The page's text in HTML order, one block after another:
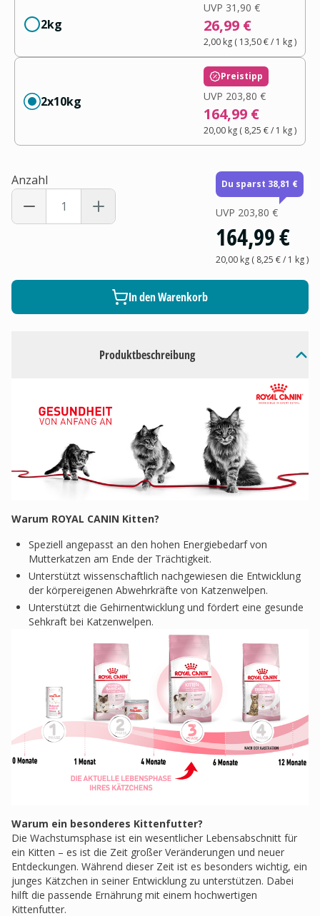
Produktbeschreibung
Warum ROYAL CANIN Kitten?
Speziell angepasst an den hohen Energiebedarf von
Mutterkatzen am Ende der Trächtigkeit.
Unterstützt wissenschaftlich nachgewiesen die Entwicklung
der körpereigenen Abwehrkräfte von Katzenwelpen.
Unterstützt die Gehirnentwicklung und fördert eine gesunde
Sehkraft bei Katzenwelpen.
Warum ein besonderes Kittenfutter?
Die Wachstumsphase ist ein wesentlicher Lebensabschnitt für
ein Kitten – es ist die Zeit großer Veränderungen und neuer
Entdeckungen. Während dieser Zeit ist es besonders wichtig, ein
junges Kätzchen in seiner Entwicklung zu unterstützen. Dabei
hilft die passende Ernährung mit einem hochwertigen
Kittenfutter.
2kg
UVP 31,90 €
26,99 €
2,00 kg( 13,50 €/ 1 kg)
2x10kg
Preistipp
UVP 203,80 €
164,99 €
20,00 kg( 8,25 €/ 1 kg)
Anzahl Du sparst 38,81 €
UVP 203,80 €
164,99 €
20,00 kg( 8,25 €/ 1 kg)
In den Warenkorb